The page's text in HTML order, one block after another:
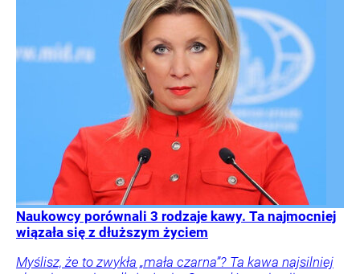
Naukowcy porównali 3 rodzaje kawy. Ta najmocniej
wiązała się z dłuższym życiem
Myślisz, że to zwykła „mała czarna”? Ta kawa najsilniej